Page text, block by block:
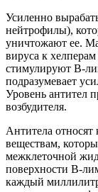
Усиленно
нейтрофилы),
уничтожают ее.
вируса к
стимулируют В-
подразумевает
Уровень антител
возбудителя.
Антитела
веществам,
межклеточной
поверхности В-
каждый